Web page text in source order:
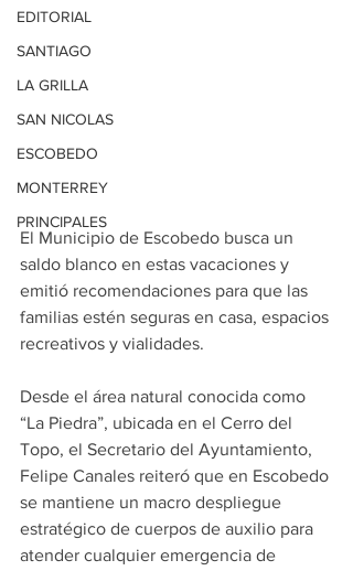
EDITORIAL
SANTIAGO
LA GRILLA
SAN NICOLAS
ESCOBEDO
MONTERREY
PRINCIPALES
El Municipio de Escobedo busca un
saldo blanco en estas vacaciones y
emitió recomendaciones para que las
familias estén seguras en casa, espacios
recreativos y vialidades.
Desde el área natural conocida como
“La Piedra”, ubicada en el Cerro del
Topo, el Secretario del Ayuntamiento,
Felipe Canales reiteró que en Escobedo
se mantiene un macro despliegue
estratégico de cuerpos de auxilio para
atender cualquier emergencia de